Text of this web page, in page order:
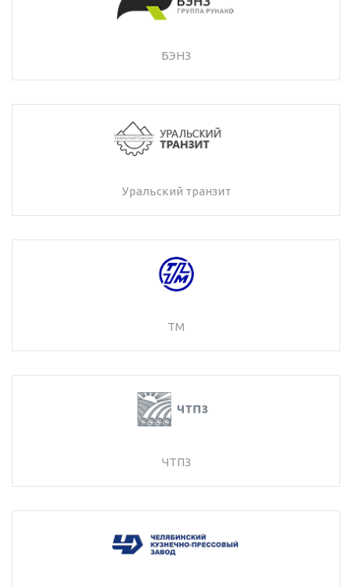
БЭНЗ
Уральский транзит
ТМ
ЧТПЗ